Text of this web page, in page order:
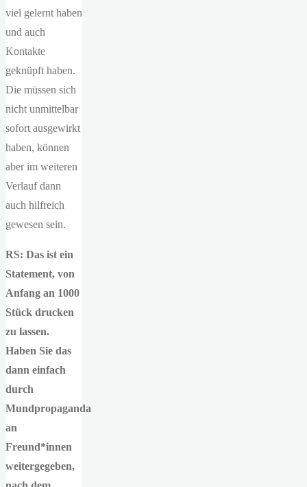
viel gelernt haben
und auch
Kontakte
geknüpft haben.
Die müssen sich
nicht unmittelbar
sofort ausgewirkt
haben, können
aber im weiteren
Verlauf dann
auch hilfreich
gewesen sein.
RS: Das ist ein
Statement, von
Anfang an 1000
Stück drucken
zu lassen.
Haben Sie das
dann einfach
durch
Mundpropaganda
an
Freund*innen
weitergegeben,